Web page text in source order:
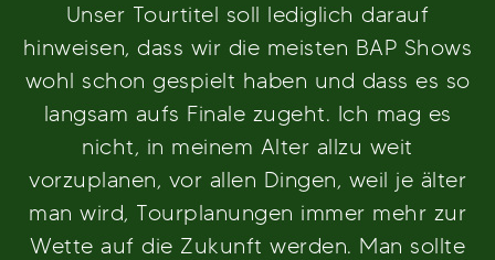
Unser Tourtitel soll lediglich darauf
hinweisen, dass wir die meisten BAP Shows
wohl schon gespielt haben und dass es so
langsam aufs Finale zugeht. Ich mag es
nicht, in meinem Alter allzu weit
vorzuplanen, vor allen Dingen, weil je älter
man wird, Tourplanungen immer mehr zur
Wette auf die Zukunft werden. Man sollte